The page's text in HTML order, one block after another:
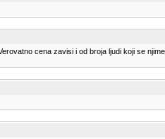
cena zavisi i od broja ljudi koji se